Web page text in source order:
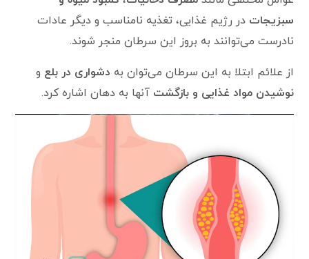
سبزیجات در رژیم غذایی، تغذیه نامناسب و دیگر عادات
نادرست می‌توانند به بروز این سرطان منجر شوند.
از علائم ابتلا به این سرطان می‌توان به دشواری در بلع و
نوشیدن مواد غذایی و بازگشتآنها به دهان اشاره کرد.